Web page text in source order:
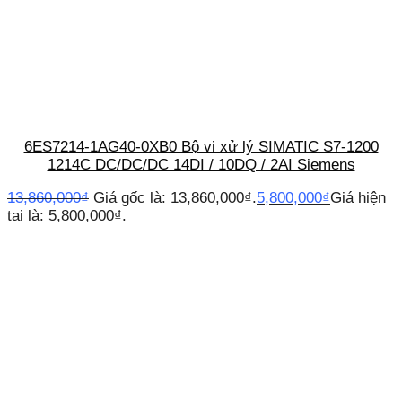
6ES7214-1AG40-0XB0 Bộ vi xử lý SIMATIC S7-1200
1214C DC/DC/DC 14DI / 10DQ / 2AI Siemens
13,860,000₫ Giá gốc là: 13,860,000₫.5,800,000₫Giá hiện
tại là: 5,800,000₫.